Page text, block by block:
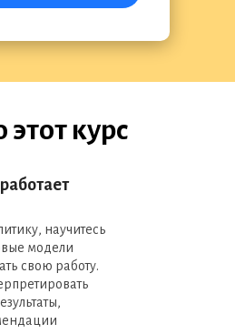
этот курс
научитесь
модели
свою работу.